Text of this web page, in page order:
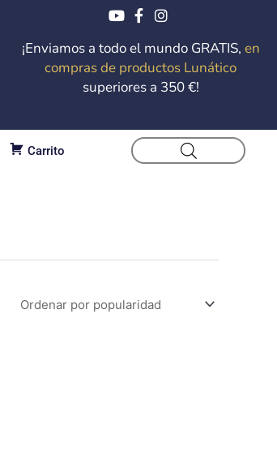
¡Enviamos a todo el mundo GRATIS, en
compras de productos Lunático
superiores a 350 €!
Carrito